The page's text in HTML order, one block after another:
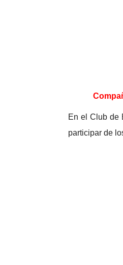
En el Club de
participar de